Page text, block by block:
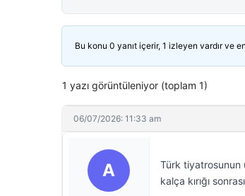
Bu konu 0 yanıt içerir, 1 izleyen vardır ve
1 yazı görüntüleniyor (toplam 1)
06/07/2026: 11:33 am
A
Türk tiyatrosunun
kalça kırığı